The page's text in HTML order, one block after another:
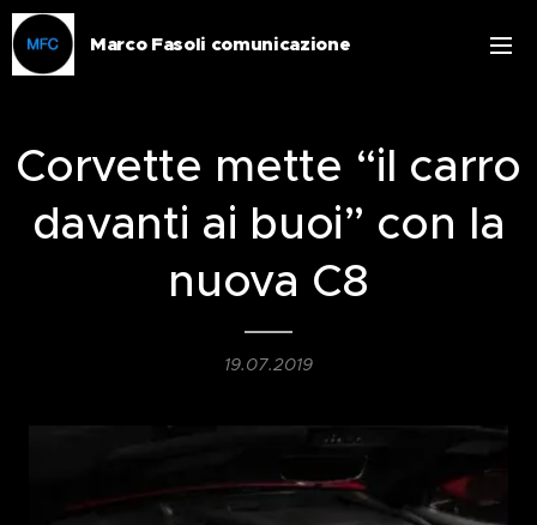
Marco Fasoli comunicazione
Corvette mette “il carro
davanti ai buoi” con la
nuova C8
19.07.2019